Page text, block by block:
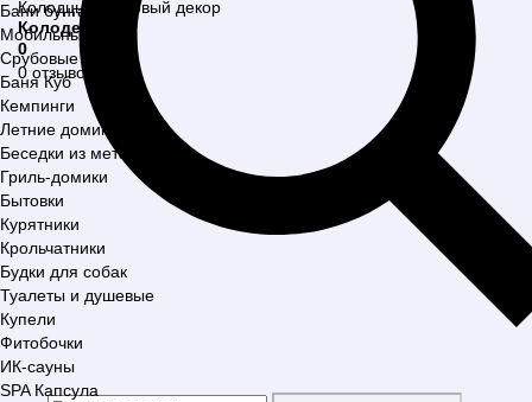
Бани бунгало
Мобильные бани
Срубовые бани
Баня Куб
Кемпинги
Летние домики
Беседки из металла
Гриль-домики
Бытовки
Курятники
Крольчатники
Будки для собак
Туалеты и душевые
Купели
Фитобочки
ИК-сауны
SPA Капсула
Колодцы
Садовый декор
Колодец 014
0
0 отзывов